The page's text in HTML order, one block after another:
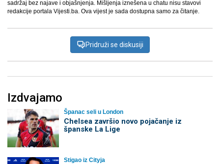
sadržaj bez najave i objašnjenja. Mišljenja iznešena u chatu nisu stavovi
redakcije portala Vijesti.ba. Ova vijest je sada dostupna samo za čitanje.
Pridruži se diskusiji
Izdvajamo
Španac seli u London
Chelsea završio novo pojačanje iz
španske La Lige
Stigao iz Cityja